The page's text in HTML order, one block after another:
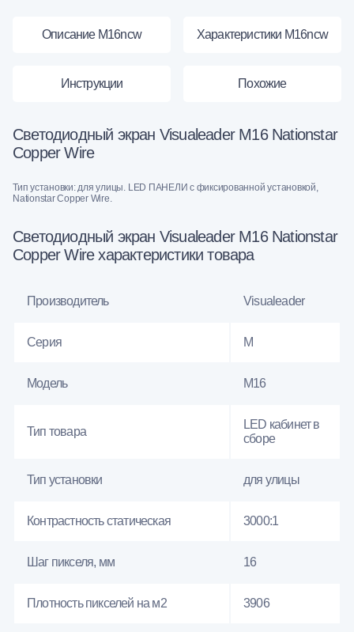
Описание M16ncw Характеристики M16ncw
Инструкции Похожие
Светодиодный экран Visualeader M16 Nationstar
Copper Wire
Тип установки: для улицы. LED ПАНЕЛИ с фиксированной установкой,
Nationstar Copper Wire.
Светодиодный экран Visualeader M16 Nationstar
Copper Wire характеристики товара
Производитель Visualeader
Серия M
Модель M16
Тип товара
LED кабинет в
сборе
Тип установки для улицы
Контрастность статическая 3000:1
Шаг пикселя, мм 16
Плотность пикселей на м2 3906